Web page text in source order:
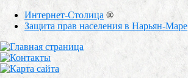
Интернет-Столица ®
Защита прав населения в Нарьян-Маре